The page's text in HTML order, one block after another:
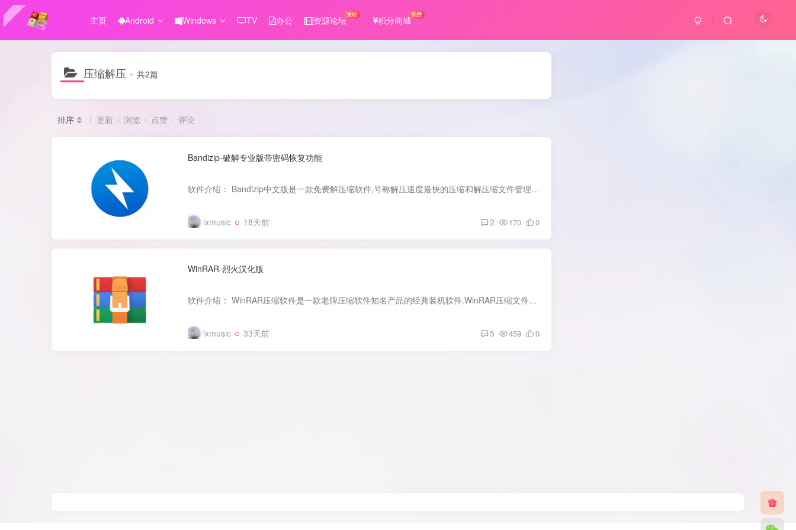
主页 Android Windows TV 办公 资源论坛
发帖
积分商城
免费
压缩解压 共2篇
排序 更新 浏览 点赞 评论
Bandizip-破解专业版带密码恢复功能
软件介绍： Bandizip中文版是一款免费解压缩软件,号称解压速度最快的压缩和解压缩文件管理器.支持多核快速压缩.文件拖放,可创建带密码和多卷的压缩包,提取包括RAR/RAR5/7Z/ZIP在内30多种格式,支...
lxmusic 18天前 2 170 0
WinRAR-烈火汉化版
软件介绍： WinRAR压缩软件是一款老牌压缩软件知名产品的经典装机软件.WinRAR压缩文件管理器文件打包文件解压缩软件提供RAR和ZIP文件的完整支持,WinRAR解压工具功能包括固实压缩,分卷压缩,压缩...
lxmusic 33天前 5 459 0